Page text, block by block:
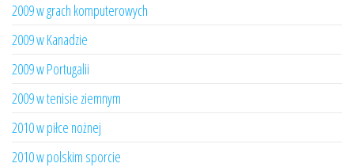
2009 w grach komputerowych
2009 w Kanadzie
2009 w Portugalii
2009 w tenisie ziemnym
2010 w piłce nożnej
2010 w polskim sporcie